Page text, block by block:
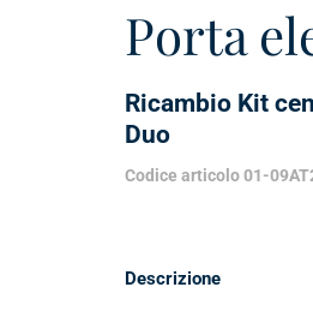
Porta
Ricambio Kit
Duo
Codice articolo 01-
Descrizione